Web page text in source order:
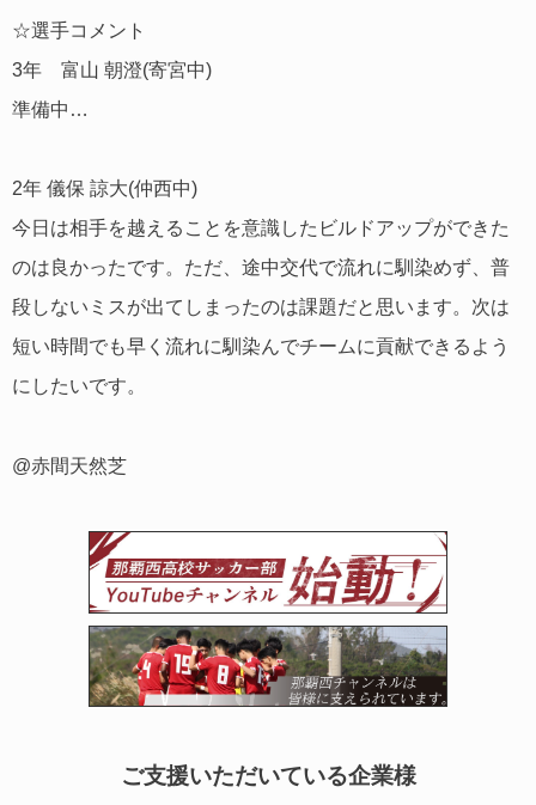
☆選手コメント
3年 富山 朝澄(寄宮中)
準備中…
2年 儀保 諒大(仲西中)
今日は相手を越えることを意識したビルドアップができた
のは良かったです。ただ、途中交代で流れに馴染めず、普
段しないミスが出てしまったのは課題だと思います。次は
短い時間でも早く流れに馴染んでチームに貢献できるよう
にしたいです。
@赤間天然芝
ご支援いただいている企業様